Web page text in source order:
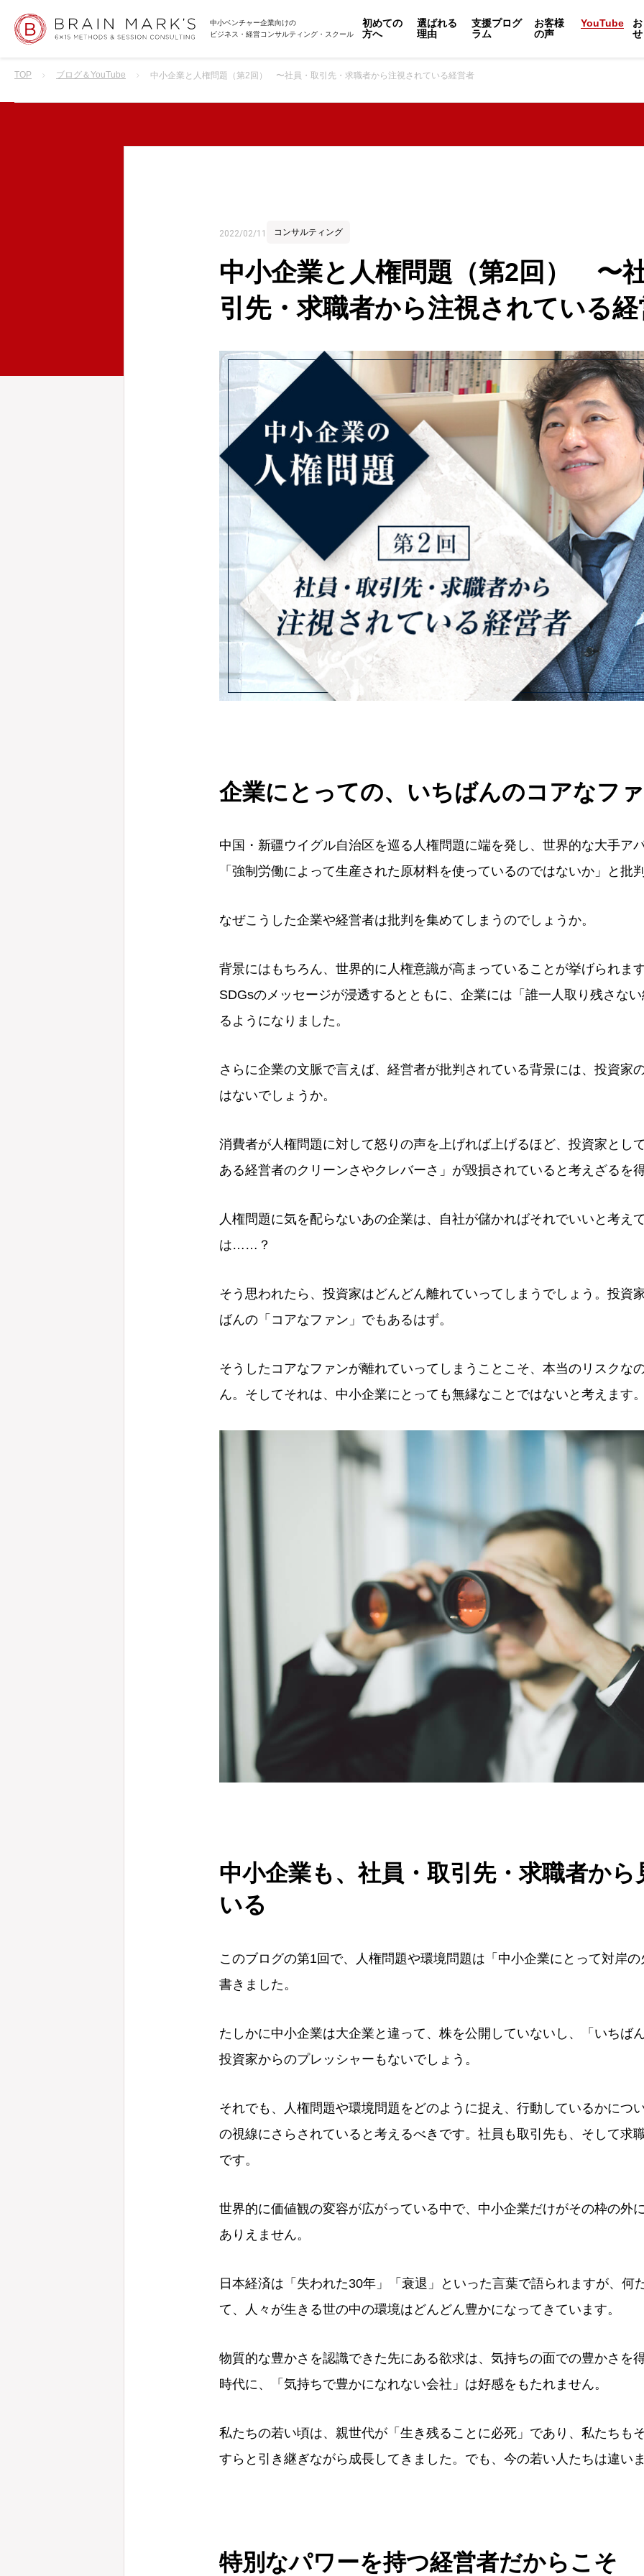
中小ベンチャー企業向けの
ビジネス・経営コンサルティング・スクール
初めての
方へ
選ばれる
理由
支援プログ
ラム
お客様
の声
YouTube
せ
TOP ブログ＆YouTube 中小企業と人権問題（第2回） 〜社員・取引先・求職者から注視されている経営者
2022/02/11 コンサルティング
中小企業と人権問題（第2回） 〜
引先・求職者から注視されている
企業にとっての、いちばんのコアなフ
中国・新疆ウイグル自治区を巡る人権問題に端を発し、世界的な大手ア
「強制労働によって生産された原材料を使っているのではないか」と批
なぜこうした企業や経営者は批判を集めてしまうのでしょうか。
背景にはもちろん、世界的に人権意識が高まっていることが挙げられま
SDGsのメッセージが浸透するとともに、企業には「誰一人取り残さな
るようになりました。
さらに企業の文脈で言えば、経営者が批判されている背景には、投資家
はないでしょうか。
消費者が人権問題に対して怒りの声を上げれば上げるほど、投資家とし
ある経営者のクリーンさやクレバーさ」が毀損されていると考えざるを
人権問題に気を配らないあの企業は、自社が儲かればそれでいいと考え
は……？
そう思われたら、投資家はどんどん離れていってしまうでしょう。投資
ばんの「コアなファン」でもあるはず。
そうしたコアなファンが離れていってしまうことこそ、本当のリスクな
ん。そしてそれは、中小企業にとっても無縁なことではないと考えます
中小企業も、社員・取引先・求職者から
いる
このブログの第1回で、人権問題や環境問題は「中小企業にとって対岸
書きました。
たしかに中小企業は大企業と違って、株を公開していないし、「いちば
投資家からのプレッシャーもないでしょう。
それでも、人権問題や環境問題をどのように捉え、行動しているかにつ
の視線にさらされていると考えるべきです。社員も取引先も、そして求
です。
世界的に価値観の変容が広がっている中で、中小企業だけがその枠の外
ありえません。
日本経済は「失われた30年」「衰退」といった言葉で語られますが、何
て、人々が生きる世の中の環境はどんどん豊かになってきています。
物質的な豊かさを認識できた先にある欲求は、気持ちの面での豊かさを
時代に、「気持ちで豊かになれない会社」は好感をもたれません。
私たちの若い頃は、親世代が「生き残ることに必死」であり、私たちも
すらと引き継ぎながら成長してきました。でも、今の若い人たちは違い
特別なパワーを持つ経営者だからこそ